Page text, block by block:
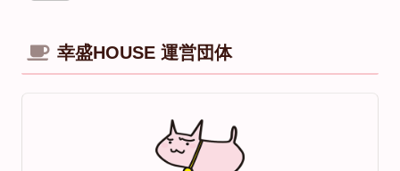
幸盛HOUSE 運営団体